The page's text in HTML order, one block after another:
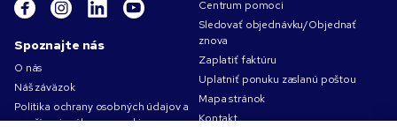
Spoznajte nás
O nás
Náš záväzok
Politika ochrany osobných údajov a
používania súborov cookie
Centrum pomoci
Sledovať objednávku/Objednať
znova
Zaplatiť faktúru
Uplatniť ponuku zaslanú poštou
Mapa stránok
Kontakt